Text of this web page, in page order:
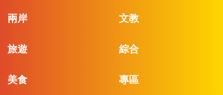
兩岸 文教
旅遊 綜合
美食 專區